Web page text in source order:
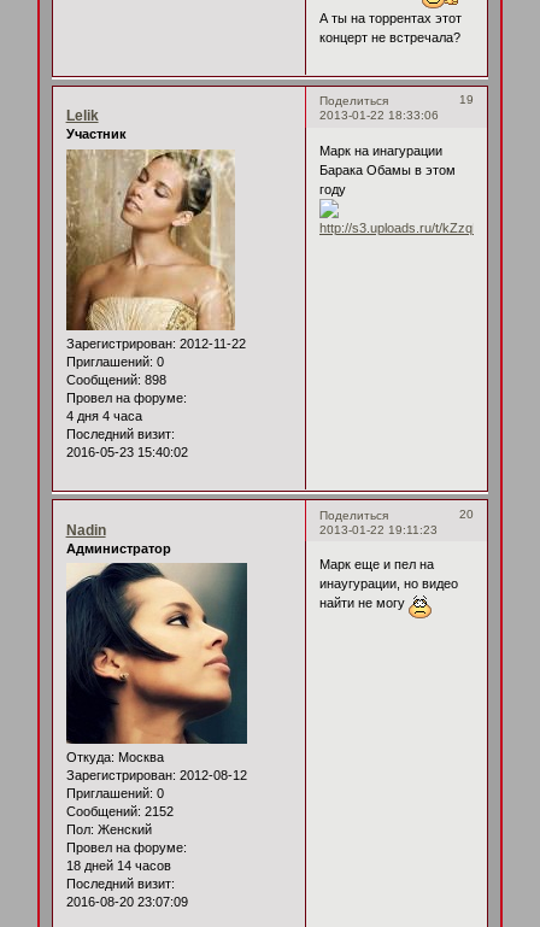
А ты на торрентах этот
концерт не встречала?
Поделиться
19
2013-01-22 18:33:06
Lelik
Участник
Зарегистрирован: 2012-11-22
Приглашений: 0
Сообщений: 898
Провел на форуме:
4 дня 4 часа
Последний визит:
2016-05-23 15:40:02
Марк на инагурации
Барака Обамы в этом
году
Поделиться
20
2013-01-22 19:11:23
Nadin
Администратор
Откуда: Москва
Зарегистрирован: 2012-08-12
Приглашений: 0
Сообщений: 2152
Пол: Женский
Провел на форуме:
18 дней 14 часов
Последний визит:
2016-08-20 23:07:09
Марк еще и пел на
инаугурации, но видео
найти не могу